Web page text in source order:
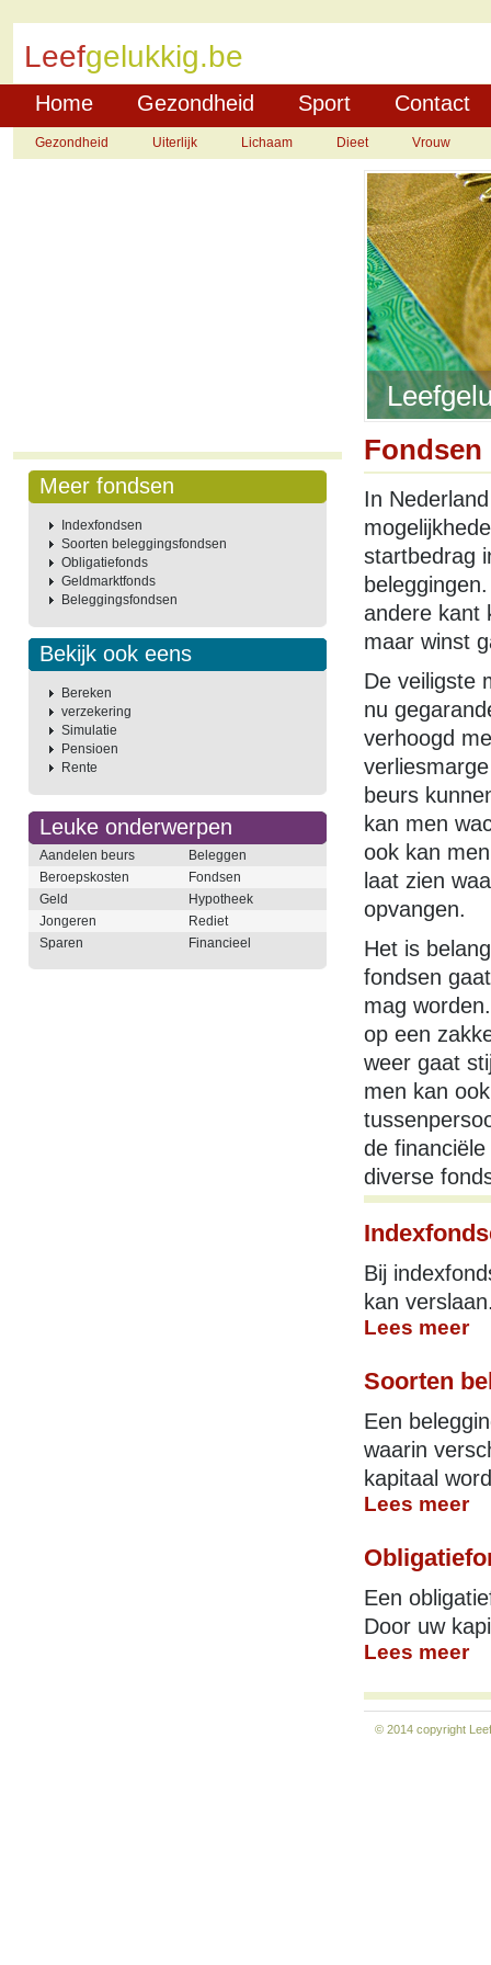
Leefgelukkig.be
Home Gezondheid Sport Contact
Gezondheid Uiterlijk Lichaam Dieet Vrouw
Meer fondsen
Indexfondsen
Soorten beleggingsfondsen
Obligatiefonds
Geldmarktfonds
Beleggingsfondsen
Bekijk ook eens
Bereken
verzekering
Simulatie
Pensioen
Rente
Leuke onderwerpen
Aandelen beurs
Beleggen
Beroepskosten
Fondsen
Geld
Hypotheek
Jongeren
Rediet
Sparen
Financieel
Fondsen
In
startbedrag
andere kant
maar winst
De veiligste
nu
verhoogd
beurs
kan men
ook kan
laat zien
opvangen.
Het is
fondsen
mag
op een
weer gaat
men kan
de
diverse
Bij
kan
Lees meer
Soorten
Een
waarin
kapitaal
Lees meer
Een
Door uw
Lees meer
© 2014 copyright